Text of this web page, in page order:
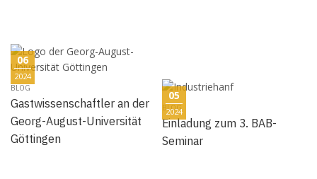
06
2024
BLOG
Gastwissenschaftler an der
Georg-August-Universität
Göttingen
05
2024
BLOG
Einladung zum 3. BAB-
Seminar